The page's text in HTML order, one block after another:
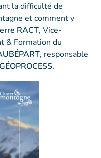
la difficulté de
et comment y
RACT, Vice-
& Formation du
, responsable
GÉOPROCESS.